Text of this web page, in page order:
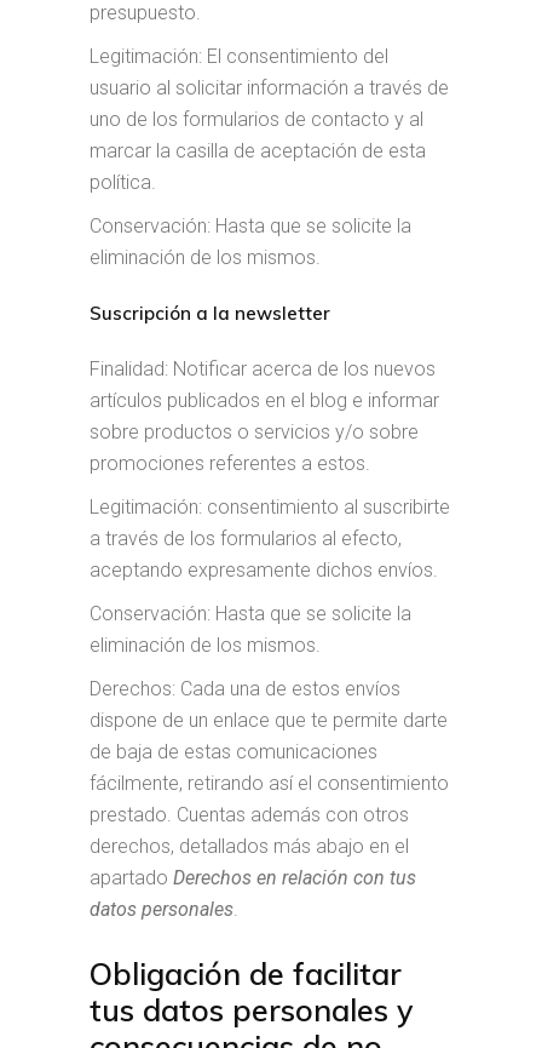
presupuesto.
Legitimación: El consentimiento del
usuario al solicitar información a través de
uno de los formularios de contacto y al
marcar la casilla de aceptación de esta
política.
Conservación: Hasta que se solicite la
eliminación de los mismos.
Suscripción a la newsletter
Finalidad: Notificar acerca de los nuevos
artículos publicados en el blog e informar
sobre productos o servicios y/o sobre
promociones referentes a estos.
Legitimación: consentimiento al suscribirte
a través de los formularios al efecto,
aceptando expresamente dichos envíos.
Conservación: Hasta que se solicite la
eliminación de los mismos.
Derechos: Cada una de estos envíos
dispone de un enlace que te permite darte
de baja de estas comunicaciones
fácilmente, retirando así el consentimiento
prestado. Cuentas además con otros
derechos, detallados más abajo en el
apartado Derechos en relación con tus
datos personales.
Obligación de facilitar
tus datos personales y